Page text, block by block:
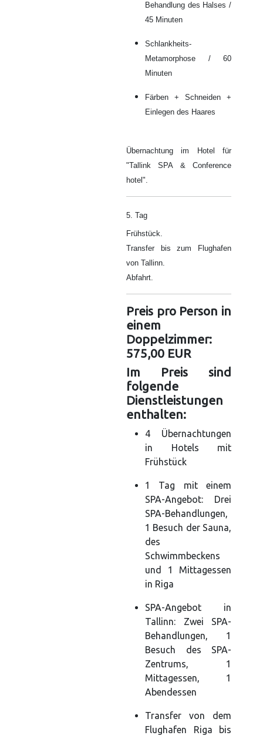
Behandlung des Halses /
45 Minuten
Schlankheits-
Metamorphose / 60
Minuten
Färben + Schneiden +
Einlegen des Haares
Übernachtung im Hotel für
"Tallink SPA & Conference
hotel".
5. Tag
Frühstück.
Transfer bis zum Flughafen
von Tallinn.
Abfahrt.
Preis pro Person in
einem
Doppelzimmer:
575,00 EUR
Im Preis sind
folgende
Dienstleistungen
enthalten:
4 Übernachtungen
in Hotels mit
Frühstück
1 Tag mit einem
SPA-Angebot: Drei
SPA-Behandlungen,
1 Besuch der Sauna,
des
Schwimmbeckens
und 1 Mittagessen
in Riga
SPA-Angebot in
Tallinn: Zwei SPA-
Behandlungen, 1
Besuch des SPA-
Zentrums, 1
Mittagessen, 1
Abendessen
Transfer von dem
Flughafen Riga bis